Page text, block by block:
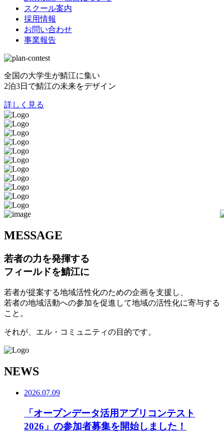
スクール案内
採用情報
お問い合わせ
事業報告
全国の大学生が鯖江に集い
2泊3日で鯖江の未来をデザイン
詳しく見る
MESSAGE
若者の力を発揮する
フィールドを鯖江に
若者が提案する地域活性化のための企画を支援し、
若者の地域活動への参加を促進して地域の活性化に寄与する
こと。
それが、エル・コミュニティの目的です。
NEWS
2026.07.09
「オープンデータ活用アプリコンテスト
2026」の参加者募集を開始しました！